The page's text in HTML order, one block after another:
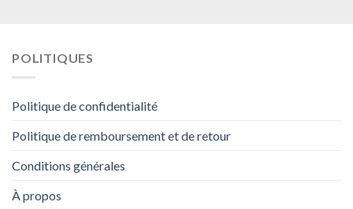
POLITIQUES
Politique de confidentialité
Politique de remboursement et de retour
Conditions générales
À propos